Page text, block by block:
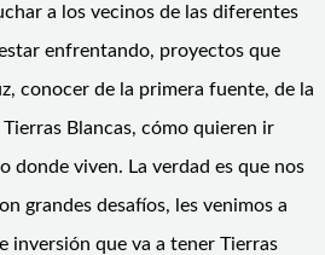
a los vecinos de las diferentes
enfrentando, proyectos que
conocer de la primera fuente, de la
Blancas, cómo quieren ir
donde viven. La verdad es que nos
grandes desafíos, les venimos a
inversión que va a tener Tierras